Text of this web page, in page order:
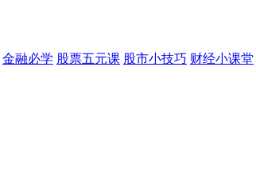
金融必学 股票五元课 股市小技巧 财经小课堂